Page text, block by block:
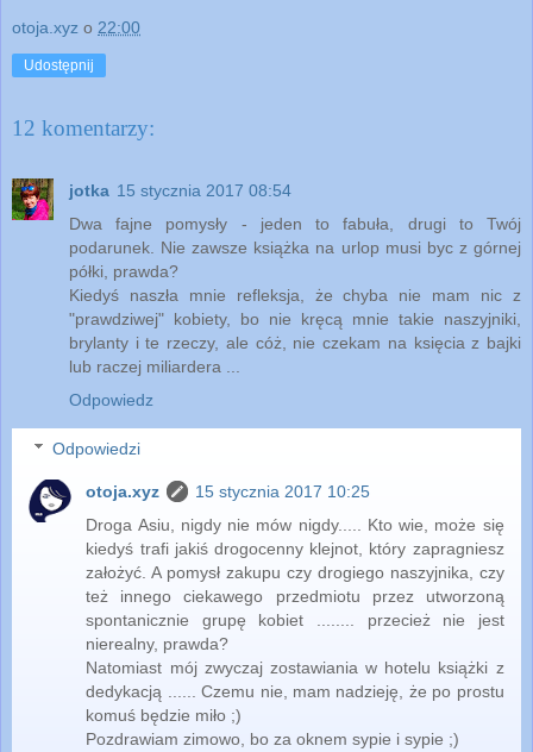
otoja.xyz o 22:00
Udostępnij
12 komentarzy:
jotka 15 stycznia 2017 08:54
Dwa fajne pomysły - jeden to fabuła, drugi to Twój
podarunek. Nie zawsze książka na urlop musi byc z górnej
półki, prawda?
Kiedyś naszła mnie refleksja, że chyba nie mam nic z
"prawdziwej" kobiety, bo nie kręcą mnie takie naszyjniki,
brylanty i te rzeczy, ale cóż, nie czekam na księcia z bajki
lub raczej miliardera ...
Odpowiedz
Odpowiedzi
otoja.xyz
15 stycznia 2017 10:25
Droga Asiu, nigdy nie mów nigdy..... Kto wie, może się
kiedyś trafi jakiś drogocenny klejnot, który zapragniesz
założyć. A pomysł zakupu czy drogiego naszyjnika, czy
też innego ciekawego przedmiotu przez utworzoną
spontanicznie grupę kobiet ........ przecież nie jest
nierealny, prawda?
Natomiast mój zwyczaj zostawiania w hotelu książki z
dedykacją ...... Czemu nie, mam nadzieję, że po prostu
komuś będzie miło ;)
Pozdrawiam zimowo, bo za oknem sypie i sypie ;)